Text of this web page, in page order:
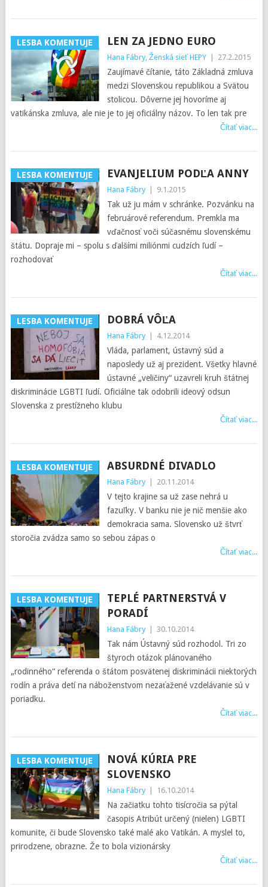
LESBA KOMENTUJE LEN ZA JEDNO EURO
Hana Fábry, Ženská sieť HEPY 27.2.2015
Zaujímavé čítanie, táto Základná zmluva
medzi Slovenskou republikou a Svätou
stolicou. Dôverne jej hovoríme aj
vatikánska zmluva, ale nie je to jej oficiálny názov. To len tak pre
Čítať viac...
LESBA KOMENTUJE EVANJELIUM PODĽA ANNY
Hana Fábry 9.1.2015
Tak už ju mám v schránke. Pozvánku na
februárové referendum. Premkla ma
vďačnosť voči súčasnému slovenskému
štátu. Dopraje mi – spolu s ďalšími miliónmi cudzích ľudí –
rozhodovať
Čítať viac...
LESBA KOMENTUJE DOBRÁ VÔĽA
Hana Fábry 4.12.2014
Vláda, parlament, ústavný súd a
naposledy už aj prezident. Všetky hlavné
ústavné „veličiny“ uzavreli kruh štátnej
diskriminácie LGBTI ľudí. Oficiálne tak odobrili ideový odsun
Slovenska z prestížneho klubu
Čítať viac...
LESBA KOMENTUJE ABSURDNÉ DIVADLO
Hana Fábry 20.11.2014
V tejto krajine sa už zase nehrá u
fazuľky. V banku nie je nič menšie ako
demokracia sama. Slovensko už štvrť
storočia zvádza samo so sebou zápas o
Čítať viac...
LESBA KOMENTUJE
TEPLÉ PARTNERSTVÁ V
PORADÍ
Hana Fábry 30.10.2014
Tak nám Ústavný súd rozhodol. Tri zo
štyroch otázok plánovaného
„rodinného“ referenda o štátom posvätenej diskriminácii niektorých
rodín a práva detí na náboženstvom nezaťažené vzdelávanie sú v
poriadku.
Čítať viac...
LESBA KOMENTUJE
NOVÁ KÚRIA PRE
SLOVENSKO
Hana Fábry 16.10.2014
Na začiatku tohto tisícročia sa pýtal
časopis Atribút určený (nielen) LGBTI
komunite, či bude Slovensko také malé ako Vatikán. A myslel to,
prirodzene, obrazne. Že to bola vizionársky
Čítať viac...